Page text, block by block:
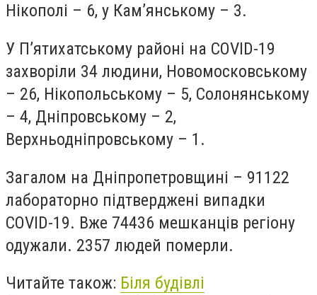
Нікополі – 6, у Кам’янському – 3.
У П’ятихатському районі на COVID-19
захворіли 34 людини, Новомосковському
– 26, Нікопольському – 5, Солонянському
– 4, Дніпровському – 2,
Верхньодніпровському – 1.
Загалом на Дніпропетровщині – 91122
лабораторно підтверджені випадки
COVID-19. Вже 74436 мешканців регіону
одужали. 2357 людей померли.
Читайте також: Біля будівлі